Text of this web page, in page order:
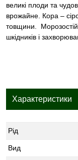
великі плоди та
врожайне. Кора –
товщини.
шкідників і
Характеристики
Рід
Вид